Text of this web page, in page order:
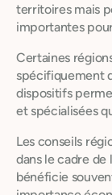
territoires mais
importantes
Certaines
spécifiquement
dispositifs
et spécialisées
Les conseils
dans le cadre de
bénéficie